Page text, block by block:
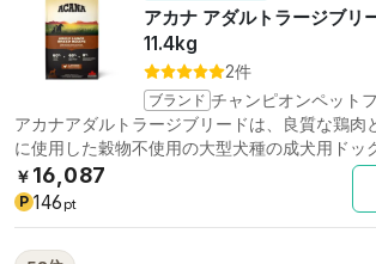
アカナ アダルトラージブリ
11.4kg
2件
ブランド チャンピオンペット
アカナアダルトラージブリードは、良質な鶏肉
に使用した穀物不使用の大型犬種の成犬用ドッ
￥ 16,087
P 146 pt